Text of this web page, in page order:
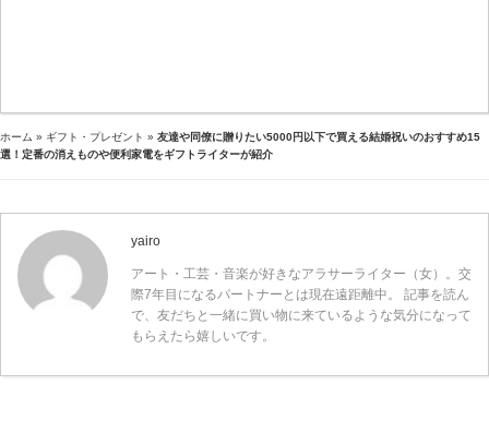
ホーム » ギフト・プレゼント » 友達や同僚に贈りたい5000円以下で買える結婚祝いのおすすめ15
選！定番の消えものや便利家電をギフトライターが紹介
yairo
アート・工芸・音楽が好きなアラサーライター（女）。交
際7年目になるパートナーとは現在遠距離中。 記事を読ん
で、友だちと一緒に買い物に来ているような気分になって
もらえたら嬉しいです。